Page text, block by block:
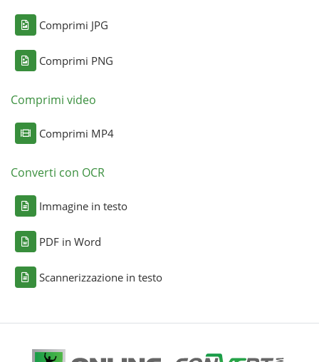
Comprimi JPG
Comprimi PNG
Comprimi video
Comprimi MP4
Converti con OCR
Immagine in testo
PDF in Word
Scannerizzazione in testo